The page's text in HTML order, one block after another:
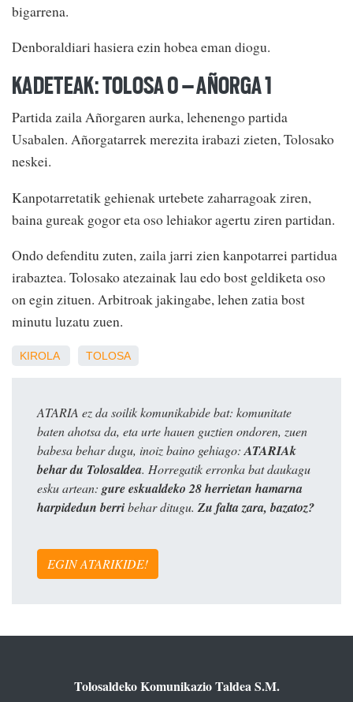
bigarrena.
Denboraldiari hasiera ezin hobea eman diogu.
KADETEAK: TOLOSA 0 – AÑORGA 1
Partida zaila Añorgaren aurka, lehenengo partida
Usabalen. Añorgatarrek merezita irabazi zieten, Tolosako
neskei.
Kanpotarretatik gehienak urtebete zaharragoak ziren,
baina gureak gogor eta oso lehiakor agertu ziren partidan.
Ondo defenditu zuten, zaila jarri zien kanpotarrei partidua
irabaztea. Tolosako atezainak lau edo bost geldiketa oso
on egin zituen. Arbitroak jakingabe, lehen zatia bost
minutu luzatu zuen.
KIROLA TOLOSA
ATARIA ez da soilik komunikabide bat: komunitate
baten ahotsa da, eta urte hauen guztien ondoren, zuen
babesa behar dugu, inoiz baino gehiago: ATARIAk
behar du Tolosaldea. Horregatik erronka bat daukagu
esku artean: gure eskualdeko 28 herrietan hamarna
harpidedun berribehar ditugu. Zu falta zara, bazatoz?
EGIN ATARIKIDE!
Tolosaldeko Komunikazio Taldea S.M.